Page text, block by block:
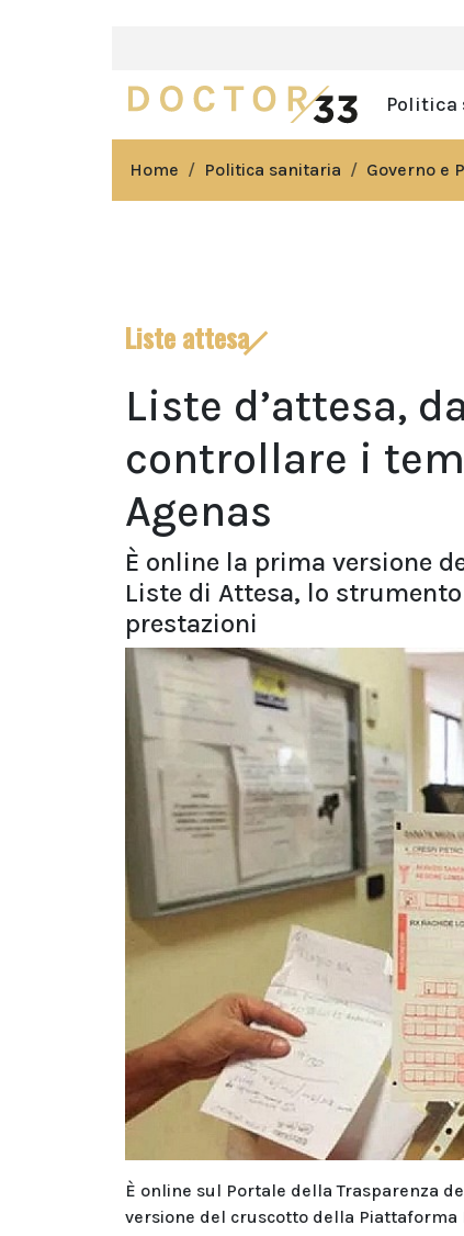
Politica
Home Politica sanitaria Governo e
Liste attesa
Liste d’attesa,
controllare i
Agenas
È online la prima versione
Liste di Attesa, lo
prestazioni
È online sul Portale della Trasparenza
versione del cruscotto della